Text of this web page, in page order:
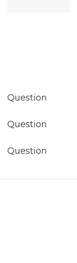
Question
Question
Question